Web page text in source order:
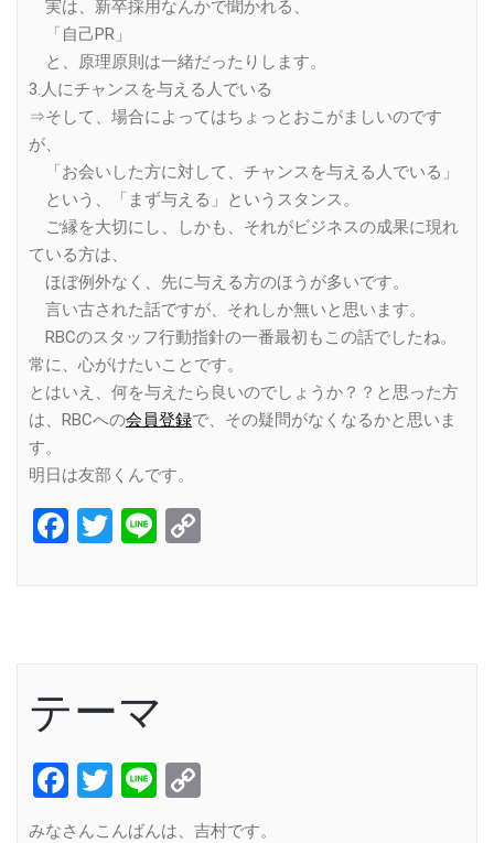
実は、新卒採用なんかで聞かれる、
「自己PR」
と、原理原則は一緒だったりします。
3.人にチャンスを与える人でいる
⇒そして、場合によってはちょっとおこがましいのです
が、
「お会いした方に対して、チャンスを与える人でいる」
という、「まず与える」というスタンス。
ご縁を大切にし、しかも、それがビジネスの成果に現れ
ている方は、
ほぼ例外なく、先に与える方のほうが多いです。
言い古された話ですが、それしか無いと思います。
RBCのスタッフ行動指針の一番最初もこの話でしたね。
常に、心がけたいことです。
とはいえ、何を与えたら良いのでしょうか？？と思った方
は、RBCへの会員登録で、その疑問がなくなるかと思いま
す。
明日は友部くんです。
Facebook
Twitter
Line
テーマ
Facebook
Twitter
Line
Link
みなさんこんばんは、吉村です。